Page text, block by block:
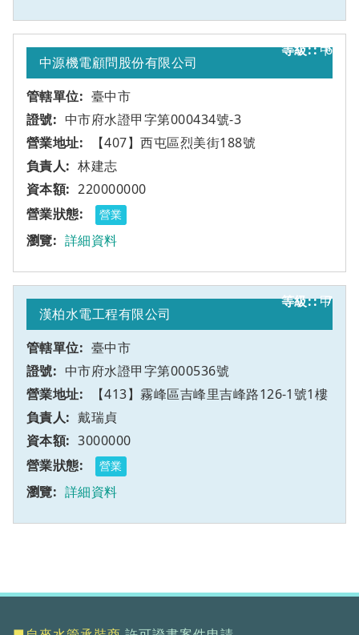
6
中源機電顧問股份有限公司
臺中市
中市府水證甲字第000434號-3
【407】西屯區烈美街188號
甲
林建志
220000000
營業
詳細資料
7
漢柏水電工程有限公司
臺中市
中市府水證甲字第000536號
【413】霧峰區吉峰里吉峰路126-1號1樓
甲
戴瑞貞
3000000
營業
詳細資料